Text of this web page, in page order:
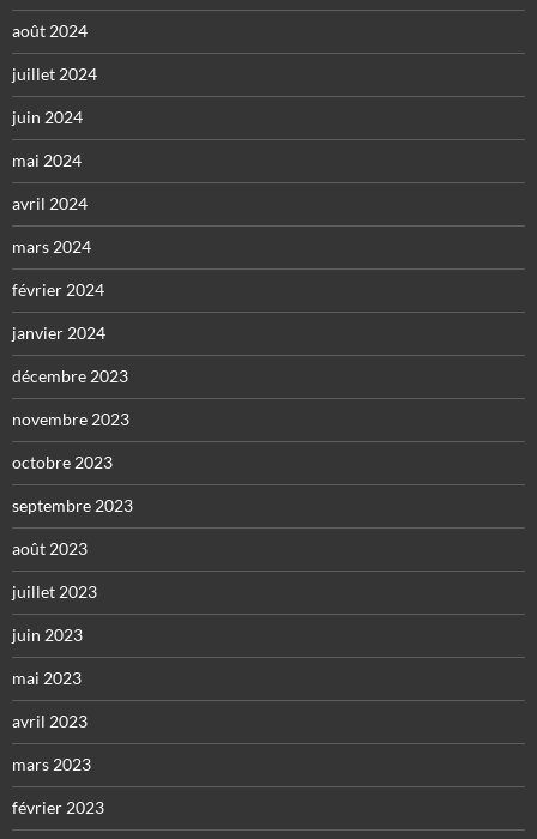
août 2024
juillet 2024
juin 2024
mai 2024
avril 2024
mars 2024
février 2024
janvier 2024
décembre 2023
novembre 2023
octobre 2023
septembre 2023
août 2023
juillet 2023
juin 2023
mai 2023
avril 2023
mars 2023
février 2023